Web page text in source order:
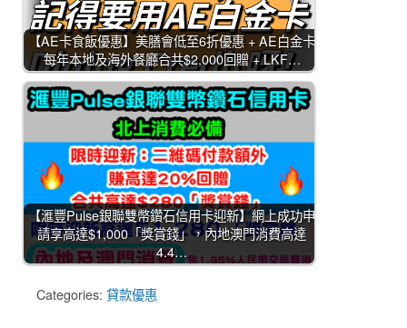
【AE卡食飯優惠】美膳會低至6折優惠 + AE白金卡
每年本地及海外餐廳合共$2,000回贈 + LKF…
【滙豐Pulse銀聯雙幣鑽石信用卡迎新】網上成功申
請享高達$1,000「獎賞錢」，內地澳門消費高達
4.4…
Categories: 貸款優惠